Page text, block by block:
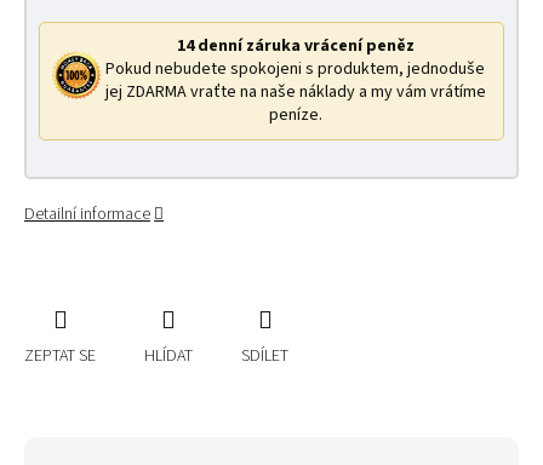
14 denní záruka vrácení peněz
Pokud nebudete spokojeni s produktem, jednoduše
jej ZDARMA vraťte na naše náklady a my vám vrátíme
peníze.
Detailní informace
ZEPTAT SE HLÍDAT SDÍLET